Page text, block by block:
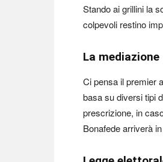
Stando ai grillini la
colpevoli restino
La mediazione
Ci pensa il premier
basa su diversi tipi
prescrizione, in
Bonafede arriverà